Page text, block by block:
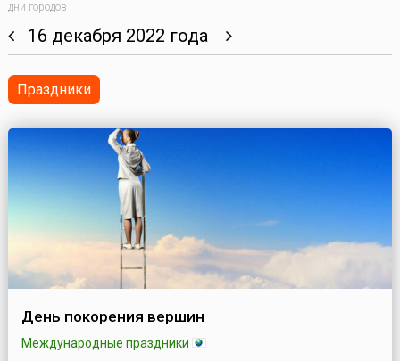
дни городов
16 декабря 2022 года
Праздники
День покорения вершин
Международные праздники